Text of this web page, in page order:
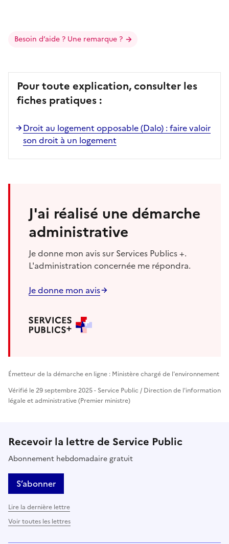
Besoin d’aide ? Une remarque ?
Pour toute explication, consulter les
fiches pratiques :
Droit au logement opposable (Dalo) : faire valoir
son droit à un logement
J'ai réalisé une démarche
administrative
Je donne mon avis sur Services Publics +.
L'administration concernée me répondra.
Je donne mon avis
Émetteur de la démarche en ligne : Ministère chargé de l'environnement
Vérifié le 29 septembre 2025 - Service Public / Direction de l'information
légale et administrative (Premier ministre)
Recevoir la lettre de Service Public
Abonnement hebdomadaire gratuit
S’abonner
Lire la dernière lettre
Voir toutes les lettres